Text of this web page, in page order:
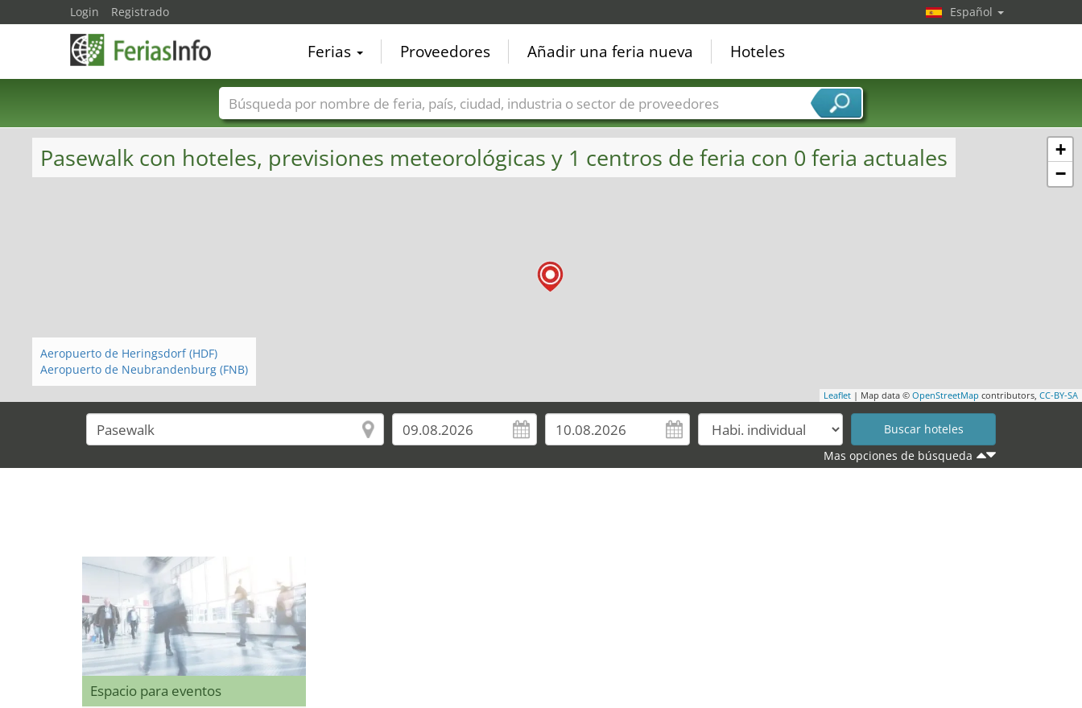
+
−
Leaflet | Map data © OpenStreetMap contributors, CC-BY-SA
Pasewalk con hoteles, previsiones meteorológicas y 1 centros de feria con 0 feria actuales
Aeropuerto de Heringsdorf (HDF)
Aeropuerto de Neubrandenburg (FNB)
Mas opciones de búsqueda
Espacio para eventos
Login Registrado Español
Ferias Proveedores Añadir una feria nueva Hoteles
Nombres de ferias Países Ciudades Sectores de ferias Sectores de proveedor de servicios